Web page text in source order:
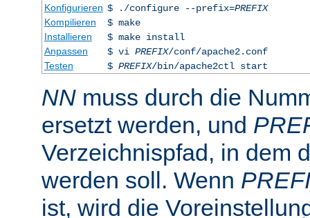
Konfigurieren $ ./configure --prefix=PREFIX
Kompilieren
$ make
Installieren
$ make install
Anpassen
$ vi PREFIX/conf/apache2.conf
Testen
$ PREFIX/bin/apache2ctl start
NN muss durch die
ersetzt werden, und
Verzeichnispfad, in dem
werden soll. Wenn
ist, wird die